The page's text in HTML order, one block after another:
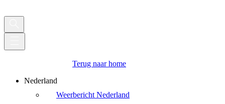
Terug naar home
Nederland
Weerbericht Nederland